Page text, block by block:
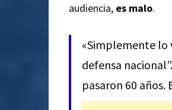
audiencia, es malo.
«Simplemente lo
defensa
pasaron 60